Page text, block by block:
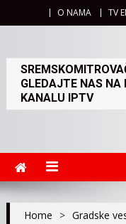
O NAMA TV
GLEDAJTE NAS NA
KANALU IPTV
Home > Gradske